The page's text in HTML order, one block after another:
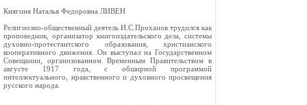
Княгиня Наталья Федоровна ЛИВЕН
Религиозно-общественный деятель И.С.Проханов трудился как
проповедник, организатор книгоиздательского дела, системы
духовно-протестантского образования, христианского
кооперативного движения. Он выступал на Государственном
Совещании, организованном Временным Правительством в
августе 1917 года, с обширной программой
интеллектуального, нравственного и духовного просвещения
русского народа.